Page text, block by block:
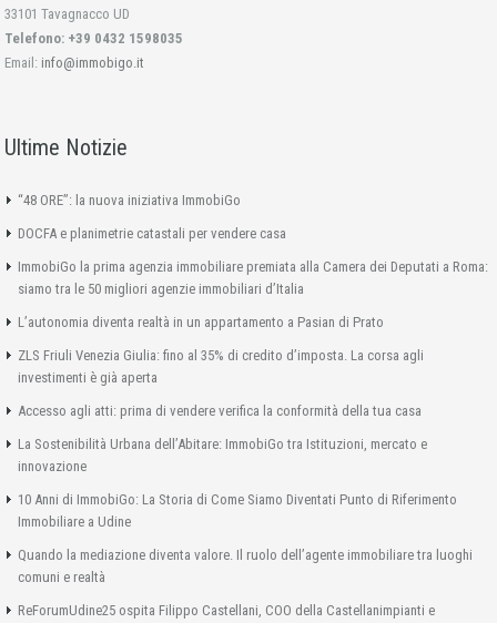
33101 Tavagnacco UD
Telefono: +39 0432 1598035
Email: info@immobigo.it
Ultime Notizie
“48 ORE”: la nuova iniziativa ImmobiGo
DOCFA e planimetrie catastali per vendere casa
ImmobiGo la prima agenzia immobiliare premiata alla Camera dei Deputati a Roma:
siamo tra le 50 migliori agenzie immobiliari d’Italia
L’autonomia diventa realtà in un appartamento a Pasian di Prato
ZLS Friuli Venezia Giulia: fino al 35% di credito d’imposta. La corsa agli
investimenti è già aperta
Accesso agli atti: prima di vendere verifica la conformità della tua casa
La Sostenibilità Urbana dell’Abitare: ImmobiGo tra Istituzioni, mercato e
innovazione
10 Anni di ImmobiGo: La Storia di Come Siamo Diventati Punto di Riferimento
Immobiliare a Udine
Quando la mediazione diventa valore. Il ruolo dell’agente immobiliare tra luoghi
comuni e realtà
ReForumUdine25 ospita Filippo Castellani, COO della Castellanimpianti e